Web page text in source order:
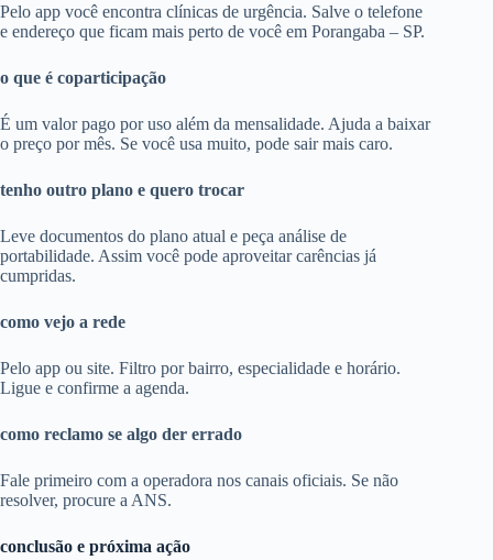
Pelo app você encontra clínicas de urgência. Salve o telefone
e endereço que ficam mais perto de você em Porangaba – SP.
o que é coparticipação
É um valor pago por uso além da mensalidade. Ajuda a baixar
o preço por mês. Se você usa muito, pode sair mais caro.
tenho outro plano e quero trocar
Leve documentos do plano atual e peça análise de
portabilidade. Assim você pode aproveitar carências já
cumpridas.
como vejo a rede
Pelo app ou site. Filtro por bairro, especialidade e horário.
Ligue e confirme a agenda.
como reclamo se algo der errado
Fale primeiro com a operadora nos canais oficiais. Se não
resolver, procure a ANS.
conclusão e próxima ação